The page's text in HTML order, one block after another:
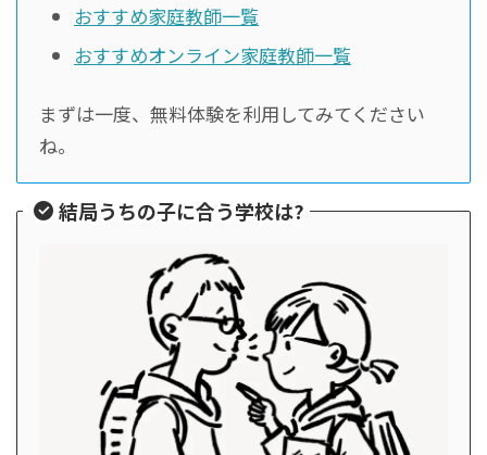
おすすめ家庭教師一覧
おすすめオンライン家庭教師一覧
まずは一度、無料体験を利用してみてください
ね。
結局うちの子に合う学校は?